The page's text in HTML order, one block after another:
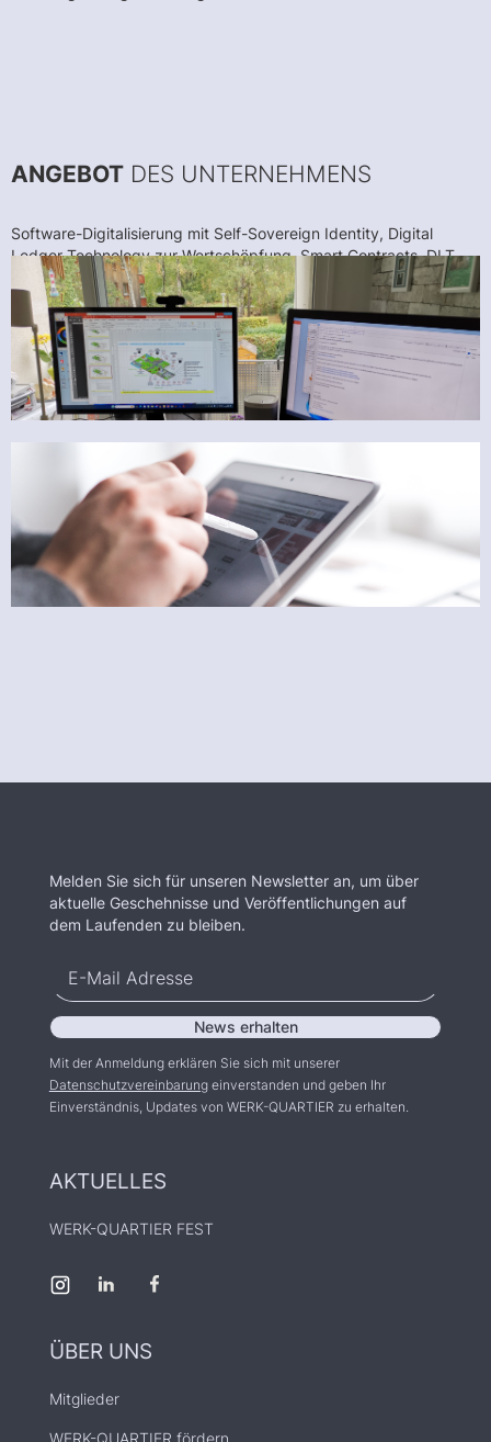
ANGEBOT DES UNTERNEHMENS
Software-Digitalisierung mit Self-Sovereign Identity, Digital
Ledger Technology zur Wertschöpfung, Smart Contracts, DLT
zur Zahlungsabwicklung, einheitlichen Systemschnittstellen,
Internet-der-Dinge, VR, Künstliche Intelligenz - Maschinelles
Lernen, Benutzerschnittstellen, Messenger
Melden Sie sich für unseren Newsletter an, um über
aktuelle Geschehnisse und Veröffentlichungen auf
dem Laufenden zu bleiben.
Mit der Anmeldung erklären Sie sich mit unserer
Datenschutzvereinbarungeinverstanden und geben Ihr
Einverständnis, Updates von WERK-QUARTIER zu erhalten.
AKTUELLES
WERK-QUARTIER FEST
ÜBER UNS
Mitglieder